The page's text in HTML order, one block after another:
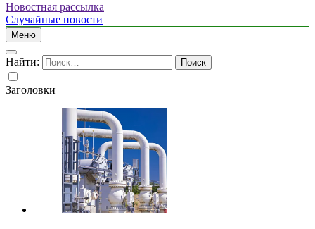
Новостная рассылка
Случайные новости
Меню
Найти:
Заголовки